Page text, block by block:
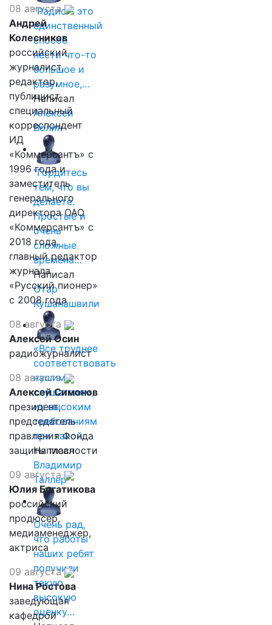
"Радио - это
единственный
способ
нести что-то
большое и
разумное,…
Написал
Алексей
Волин
"Гордитесь
тем, что вы
делаете.
Простые и
очень
сложные
времена…
Написал
Отар
Кушанашвили
«Все труднее
соответствовать
нашим
слушателям,
их высоким
требованиям
при такой…
Написал
Владимир
Таллер
Очень рад,
что работы
наших ребят
получили
такую
высокую
оценку…
08 августа
Андрей
Колесников
российский
журналист,
редактор,
публицист,
специальный
корреспондент
ИД
«Коммерсантъ» с
1996 года и
заместитель
генерального
директора ОАО
«Коммерсантъ» с
2018 года,
главный редактор
журнала
«Русский пионер»
с 2008 года
08 августа
Алексей Осин
радиожурналист
08 августа
Алексей Симонов
президент,
председатель
правления Фонда
защиты гласности
09 августа
Юлия Богатикова
российский
продюсер,
медиаменеджер,
актриса
09 августа
Нина Ростова
заведующая
кафедрой